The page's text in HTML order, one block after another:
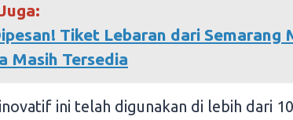
Tiket Lebaran dari Semarang
Masih Tersedia
ini telah digunakan di lebih dari